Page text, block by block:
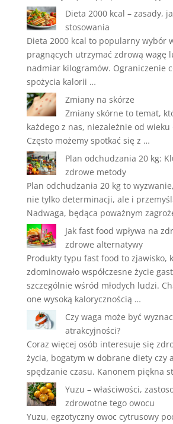
Dieta 2000 kcal – zasady,
stosowania
Dieta 2000 kcal to popularny wybór
pragnących utrzymać zdrową wagę
nadmiar kilogramów. Ograniczenie
spożycia kalorii …
Zmiany na skórze
Zmiany skórne to temat,
każdego z nas, niezależnie od
Często możemy spotkać się z …
Plan odchudzania 20 kg:
zdrowe metody
Plan odchudzania 20 kg to
nie tylko determinacji, ale i
Nadwaga, będąca poważnym
Jak fast food wpływa na
zdrowe alternatywy
Produkty typu fast food to zjawisko,
zdominowało współczesne życie
szczególnie wśród młodych ludzi.
one wysoką kalorycznością …
Czy waga może być
atrakcyjności?
Coraz więcej osób interesuje się
życia, bogatym w dobrane diety czy
spędzanie czasu. Kanonem piękna
Yuzu – właściwości,
zdrowotne tego owocu
Yuzu, egzotyczny owoc cytrusowy